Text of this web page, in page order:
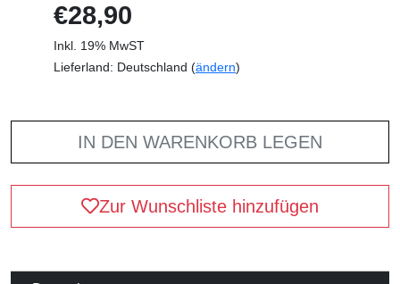
€28,90
Inkl. 19% MwST
Lieferland: Deutschland (ändern)
IN DEN WARENKORB LEGEN
Zur Wunschliste hinzufügen